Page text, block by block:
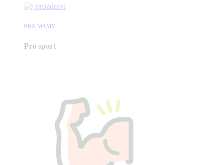
PRO MÁMY
Pro sport